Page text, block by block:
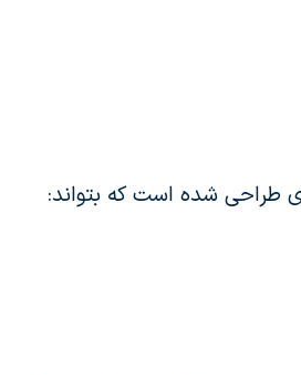
طراحی شده است که بتواند: